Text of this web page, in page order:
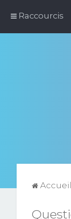
Raccourcis